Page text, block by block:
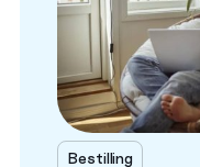
Bestilling